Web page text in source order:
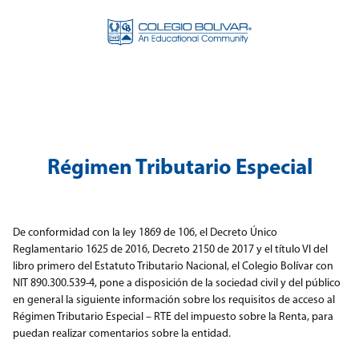
Régimen Tributario Especial
De conformidad con la ley 1869 de 106, el Decreto Único
Reglamentario 1625 de 2016, Decreto 2150 de 2017 y el título VI del
libro primero del Estatuto Tributario Nacional, el Colegio Bolívar con
NIT 890.300.539-4, pone a disposición de la sociedad civil y del público
en general la siguiente información sobre los requisitos de acceso al
Régimen Tributario Especial – RTE del impuesto sobre la Renta, para
puedan realizar comentarios sobre la entidad.